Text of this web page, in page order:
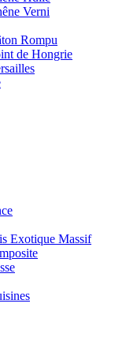
Verni
Rompu
de Hongrie
Exotique Massif